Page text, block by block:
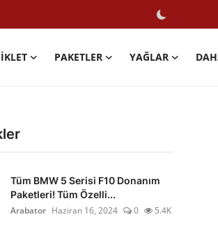
PAKETLER YAĞLAR
Tüm BMW 5 Serisi F10 Donanım
Paketleri! Tüm Özelli...
Arabator Haziran 16, 2024 0 5.4K